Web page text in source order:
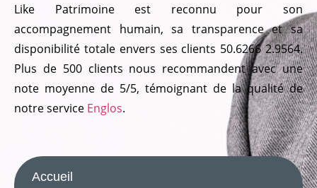
Like Patrimoine est reconnu pour son
accompagnement humain, sa transparence et sa
disponibilité totale envers ses clients 50.6266 2.9564.
Plus de 500 clients nous recommandent avec une
note moyenne de 5/5, témoignant de la qualité de
notre service Englos.
Accueil